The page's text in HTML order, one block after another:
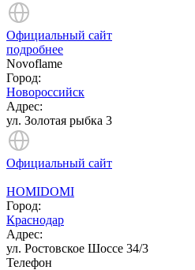
Официальный сайт
подробнее
Novoflame
Город:
Новороссийск
Адрес:
ул. Золотая рыбка 3
Официальный сайт
HOMIDOMI
Город:
Краснодар
Адрес:
ул. Ростовское Шоссе 34/3
Телефон